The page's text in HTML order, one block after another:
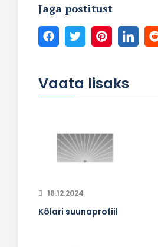
Jaga postitust
Vaata lisaks
18.12.2024
Kõlari suunaprofiil